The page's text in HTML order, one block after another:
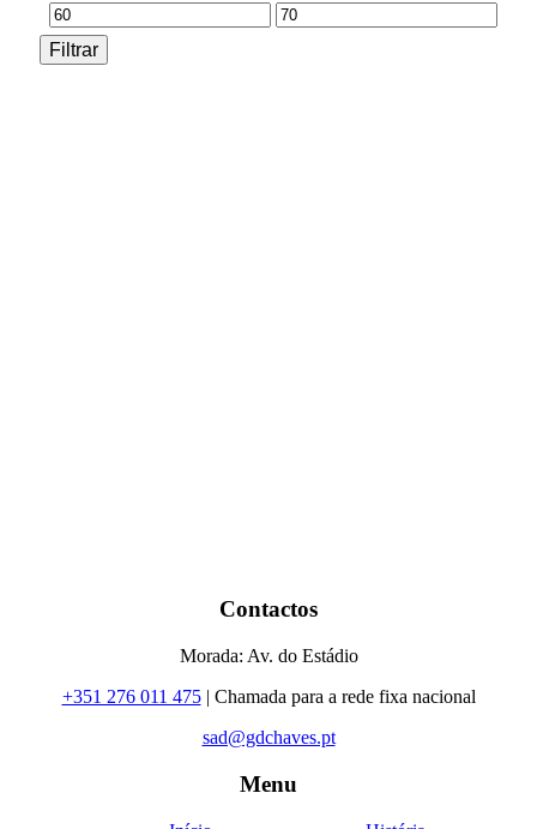
Preço
mínimo
Preço
Filtrar
Contactos
Morada: Av. do Estádio
+351 276 011 475| Chamada para a rede fixa nacional
sad@gdchaves.pt
Menu